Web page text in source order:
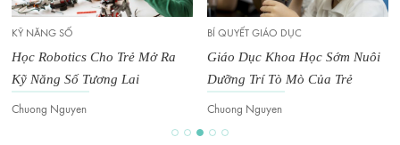
Trẻ Mở Ra
Lai
BÍ QUYẾT GIÁO DỤC
Giáo Dục Khoa Học Sớm Nuôi
Dưỡng Trí Tò Mò Của Trẻ
Khi Nào Bé